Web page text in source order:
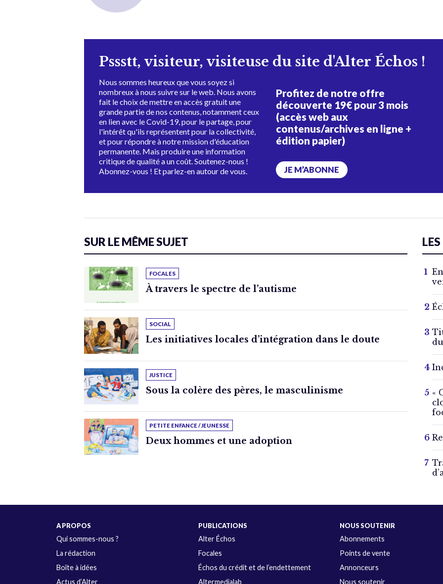
Pssstt, visiteur, visiteuse du site d'Alter Échos !
Nous sommes heureux que vous soyez si
nombreux à nous suivre sur le web. Nous avons
fait le choix de mettre en accès gratuit une
grande partie de nos contenus, notamment ceux
en lien avec le Covid-19, pour le partage, pour
l'intérêt qu'ils représentent pour la collectivité,
et pour répondre à notre mission d'éducation
permanente. Mais produire une information
critique de qualité a un coût. Soutenez-nous !
Abonnez-vous ! Et parlez-en autour de vous.
Profitez de notre offre
découverte 19€ pour 3 mois
(accès web aux
contenus/archives en ligne +
édition papier)
JE M’ABONNE
SUR LE MÊME SUJET
FOCALES
À travers le spectre de l’autisme
SOCIAL
Les initiatives locales d’intégration dans le doute
JUSTICE
Sous la colère des pères, le masculinisme
PETITE ENFANCE / JEUNESSE
Deux hommes et une adoption
«
A PROPOS
Qui sommes-nous ?
La rédaction
Boîte à idées
Actus d’Alter
PUBLICATIONS
Alter Échos
Focales
Échos du crédit et de l’endettement
Altermedialab
NOUS SOUTENIR
Abonnements
Points de vente
Annonceurs
Nous soutenir